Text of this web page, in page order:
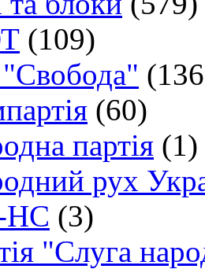
(109)
(60)
партія (1)
рух
(3)
"Слуга